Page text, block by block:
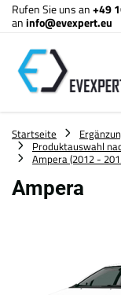
Rufen Sie uns an+49
aninfo@evexpert.eu
Startseite
Produktauswahl
Ampera (2012 -
Ampera